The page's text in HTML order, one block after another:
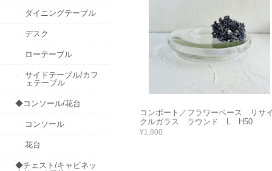
コンポート／フラワーベース リサ
クルガラス ラウンド L H50
¥1,800
ダイニングテーブル
デスク
ローテーブル
サイドテーブル/カフ
ェテーブル
◆コンソール/花台
コンソール
花台
◆チェスト/キャビネッ